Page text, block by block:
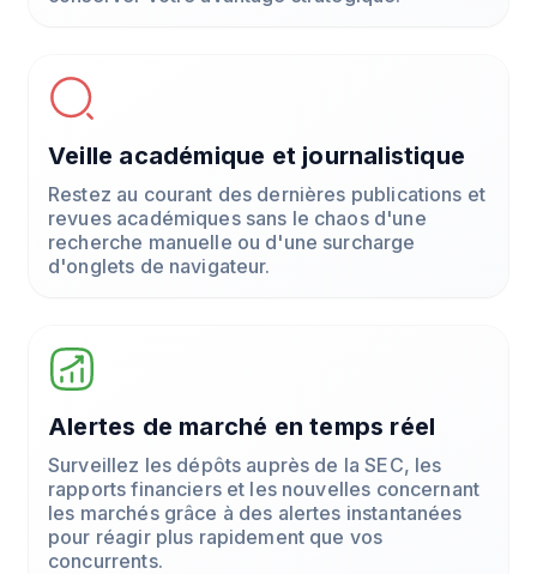
Veille académique et journalistique
Restez au courant des dernières publications et
revues académiques sans le chaos d'une
recherche manuelle ou d'une surcharge
d'onglets de navigateur.
Alertes de marché en temps réel
Surveillez les dépôts auprès de la SEC, les
rapports financiers et les nouvelles concernant
les marchés grâce à des alertes instantanées
pour réagir plus rapidement que vos
concurrents.